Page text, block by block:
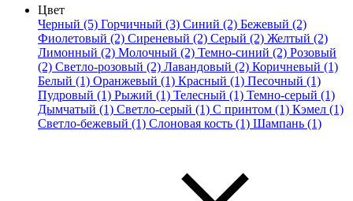
Цвет
Черный (5) Горчичный (3) Синий (2) Бежевый (2)
Фиолетовый (2) Сиреневый (2) Серый (2) Желтый (2)
Лимонный (2) Молочный (2) Темно-синий (2) Розовый
(2) Светло-розовый (2) Лавандовый (2) Коричневый (1)
Белый (1) Оранжевый (1) Красный (1) Песочный (1)
Пудровый (1) Рыжий (1) Телесный (1) Темно-серый (1)
Дымчатый (1) Светло-серый (1) С принтом (1) Кэмел (1)
Светло-бежевый (1) Слоновая кость (1) Шампань (1)